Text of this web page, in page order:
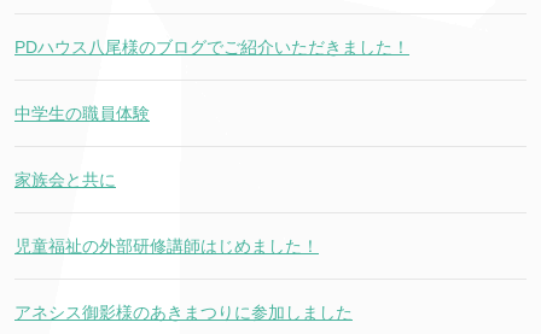
PDハウス八尾様のブログでご紹介いただきました！
中学生の職員体験
家族会と共に
児童福祉の外部研修講師はじめました！
アネシス御影様のあきまつりに参加しました